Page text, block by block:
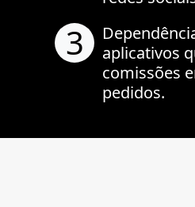
3
aplicativos
comissões
pedidos.